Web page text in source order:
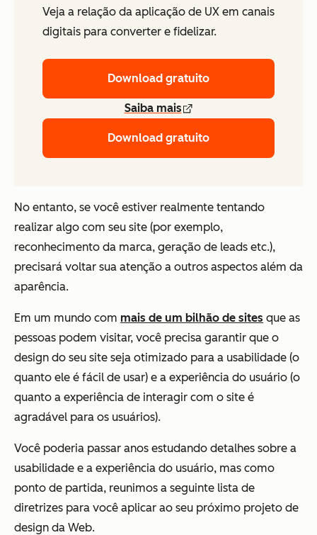
Veja a relação da aplicação de UX em canais
digitais para converter e fidelizar.
Download gratuito
Saiba mais
Download gratuito
No entanto, se você estiver realmente tentando
realizar algo com seu site (por exemplo,
reconhecimento da marca, geração de leads etc.),
precisará voltar sua atenção a outros aspectos além da
aparência.
Em um mundo com mais de um bilhão de sites que as
pessoas podem visitar, você precisa garantir que o
design do seu site seja otimizado para a usabilidade (o
quanto ele é fácil de usar) e a experiência do usuário (o
quanto a experiência de interagir com o site é
agradável para os usuários).
Você poderia passar anos estudando detalhes sobre a
usabilidade e a experiência do usuário, mas como
ponto de partida, reunimos a seguinte lista de
diretrizes para você aplicar ao seu próximo projeto de
design da Web.